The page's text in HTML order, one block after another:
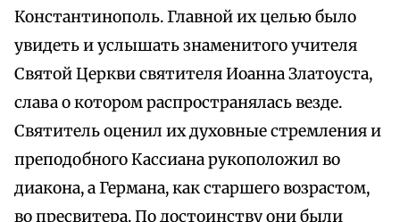
Константинополь. Главной их целью было
увидеть и услышать знаменитого учителя
Святой Церкви святителя Иоанна Златоуста,
слава о котором распространялась везде.
Святитель оценил их духовные стремления и
преподобного Кассиана рукоположил во
диакона, а Германа, как старшего возрастом,
во пресвитера. По достоинству они были